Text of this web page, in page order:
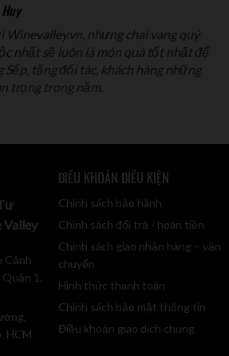
Winevalley.vn, nhưng chai vang quý
nhất sẽ luôn là món quà tốt nhất để
Sếp, tặng đối tác, khách hàng những
trọng trong năm.
Valley
Cảnh
1,
HCM
ĐIỀU KHOẢN ĐIỀU KIỆN
Chính sách bảo hành
Chính sách đổi trả - hoàn tiền
Chính sách giao nhận hàng – vận
chuyển
Hình thức thanh toán
Chính sách bảo mật thông tin
Điều khoản giao dịch chung